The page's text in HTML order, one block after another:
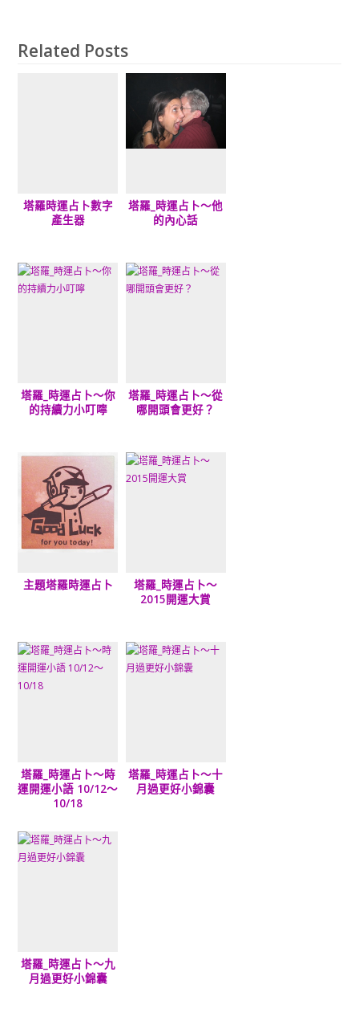
Related Posts
塔羅時運占卜數字
產生器
塔羅_時運占卜～他
的內心話
塔羅_時運占卜～你
的持續力小叮嚀
塔羅_時運占卜～從
哪開頭會更好？
主題塔羅時運占卜
塔羅_時運占卜～
2015開運大賞
塔羅_時運占卜～時
運開運小語 10/12～
10/18
塔羅_時運占卜～十
月過更好小錦囊
塔羅_時運占卜～九
月過更好小錦囊